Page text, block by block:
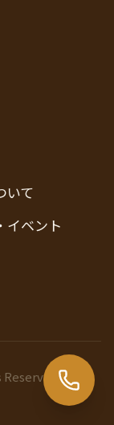
いて
イベント